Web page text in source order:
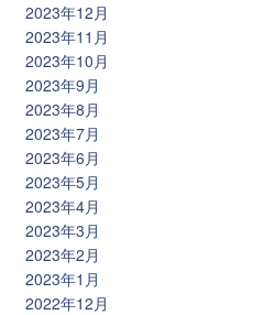
2023年12月
2023年11月
2023年10月
2023年9月
2023年8月
2023年7月
2023年6月
2023年5月
2023年4月
2023年3月
2023年2月
2023年1月
2022年12月